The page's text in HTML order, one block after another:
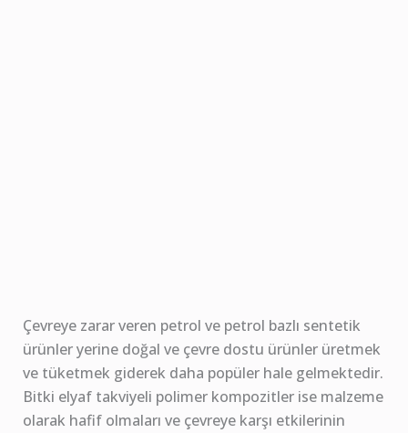
Çevreye zarar veren petrol ve petrol bazlı sentetik
ürünler yerine doğal ve çevre dostu ürünler üretmek
ve tüketmek giderek daha popüler hale gelmektedir.
Bitki elyaf takviyeli polimer kompozitler ise malzeme
olarak hafif olmaları ve çevreye karşı etkilerinin